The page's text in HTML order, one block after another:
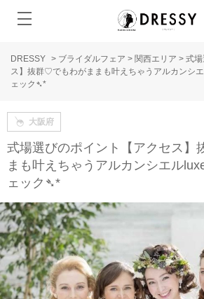
DRESSY > ブライダルフェア > 関西エリア > 式
ス】抜群♡でもわがままも叶えちゃうアルカンシ
ェック➴*
大阪府
式場選びのポイント【アクセス】
まも叶えちゃうアルカンシエル
ェック➴*